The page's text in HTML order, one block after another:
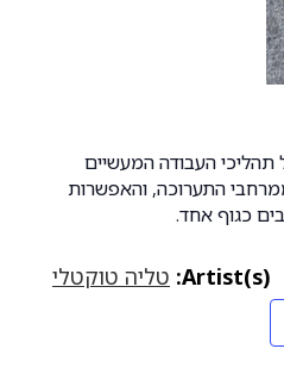
תהליכי העבודה המעשיים
התערוכה, והאפשרות
כגוף אחד.
Artist(s): טליה טוקטלי